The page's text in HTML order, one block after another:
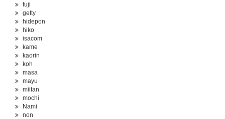
fuji
getty
hidepon
hiko
isacom
kame
kaorin
koh
masa
mayu
miitan
mochi
Nami
non